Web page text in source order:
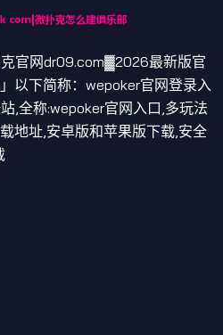
官网dr09.com▓2026最新版官
以下简称：wepoker官网登录入
,全称:wepoker官网入口,多玩法
地址,安卓版和苹果版下载,安全